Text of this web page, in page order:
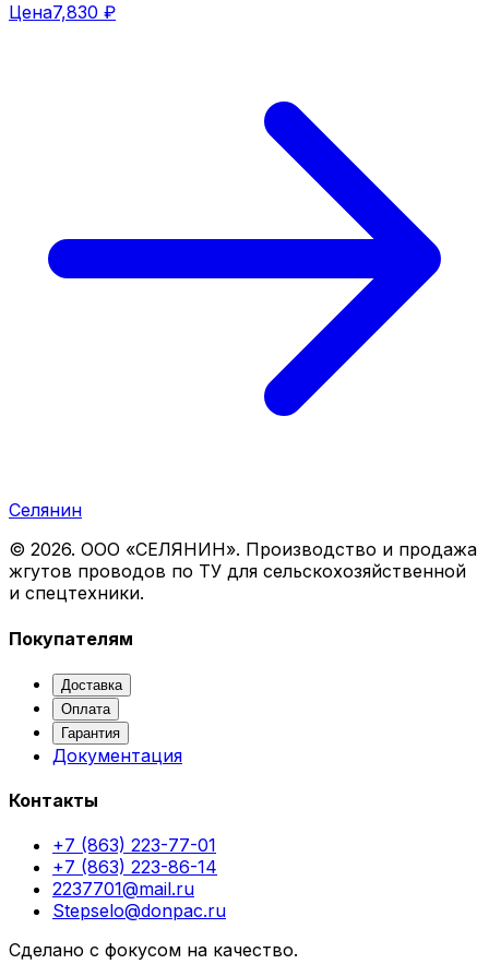
Цена7,830 ₽
Селянин
© 2026. ООО «СЕЛЯНИН». Производство и продажа
жгутов проводов по ТУ для сельскохозяйственной
и спецтехники.
Покупателям
Доставка
Оплата
Гарантия
Документация
Контакты
+7 (863) 223-77-01
+7 (863) 223-86-14
2237701@mail.ru
Stepselo@donpac.ru
Сделано с фокусом на качество.